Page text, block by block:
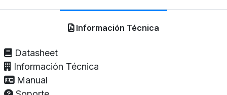
Información Técnica
Datasheet
Información Técnica
Manual